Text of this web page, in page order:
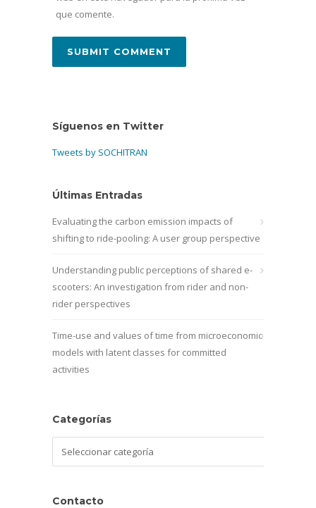
que comente.
Síguenos en Twitter
Tweets by SOCHITRAN
Últimas Entradas
Evaluating the carbon emission impacts of
shifting to ride-pooling: A user group perspective
Understanding public perceptions of shared e-
scooters: An investigation from rider and non-
rider perspectives
Time-use and values of time from microeconomic
models with latent classes for committed
activities
Categorías
Contacto